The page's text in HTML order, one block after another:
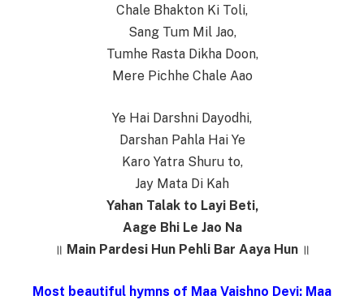
Chale Bhakton Ki Toli,
Sang Tum Mil Jao,
Tumhe Rasta Dikha Doon,
Mere Pichhe Chale Aao
Ye Hai Darshni Dayodhi,
Darshan Pahla Hai Ye
Karo Yatra Shuru to,
Jay Mata Di Kah
Yahan Talak to Layi Beti,
Aage Bhi Le Jao Na
॥ Main Pardesi Hun Pehli Bar Aaya Hun॥
Most beautiful hymns of Maa Vaishno Devi: Maa